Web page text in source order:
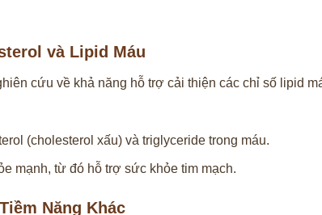
và Lipid Máu
cứu về khả năng hỗ trợ cải thiện các chỉ số lipid
(cholesterol xấu) và triglyceride trong máu.
mạnh, từ đó hỗ trợ sức khỏe tim mạch.
Năng Khác